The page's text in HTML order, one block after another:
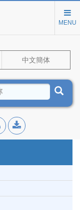
MENU
中文簡体